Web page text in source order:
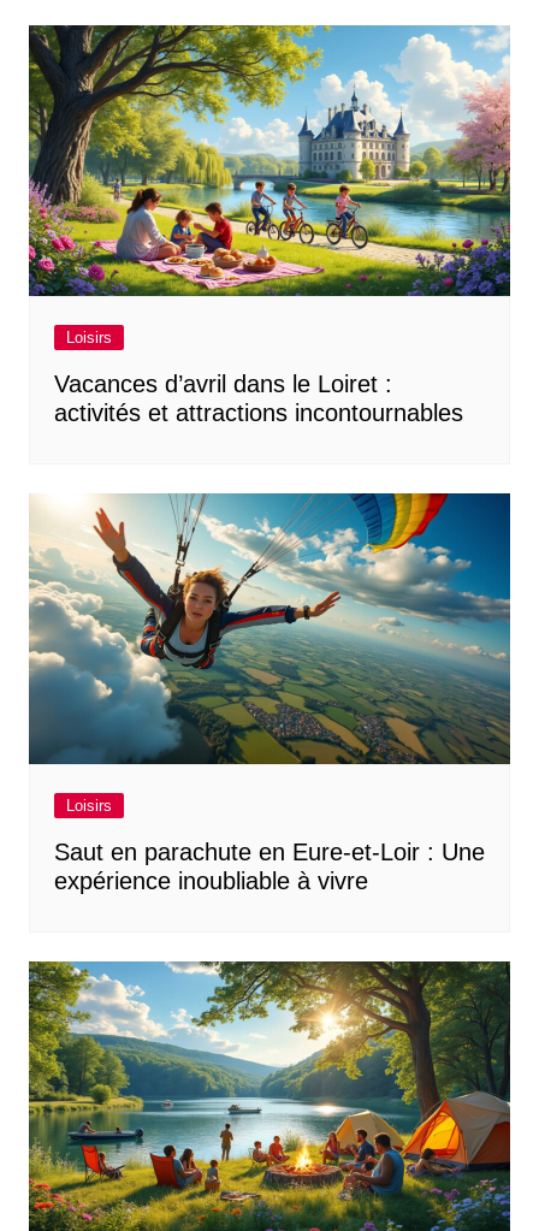
Loisirs
Vacances d’avril dans le Loiret :
activités et attractions incontournables
Loisirs
Saut en parachute en Eure-et-Loir : Une
expérience inoubliable à vivre